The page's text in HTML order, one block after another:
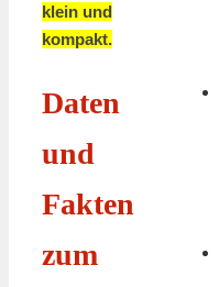
klein und
kompakt.
Daten
und
Fakten
zum